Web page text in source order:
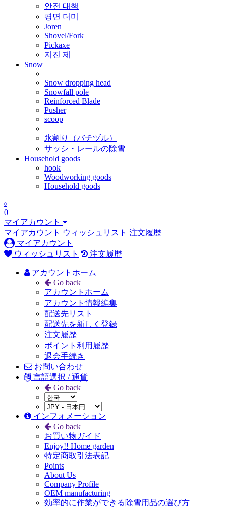
안전 대책
평면 더미
Joren
Shovel/Fork
Pickaxe
지진 제
Snow
Snow dropping head
Snowfall pole
Reinforced Blade
Pusher
scoop
氷割り（バチヅル）
サッシ・レールの除雪
Household goods
hook
Woodworking goods
Household goods
0
0
マイアカウント
マイアカウント ウィッシュリスト 注文履歴
マイアカウント
ウィッシュリスト
注文履歴
アカウントホーム
Go back
アカウントホーム
アカウント情報編集
配送先リスト
配送先を新しく登録
注文履歴
ポイント利用履歴
退会手続き
お問い合わせ
言語選択 / 通貨
Go back
インフォメーション
Go back
お買い物ガイド
Enjoy!! Home garden
特定商取引法表記
Points
About Us
Company Profile
OEM manufacturing
効率的に作業ができる除雪用品の選び方